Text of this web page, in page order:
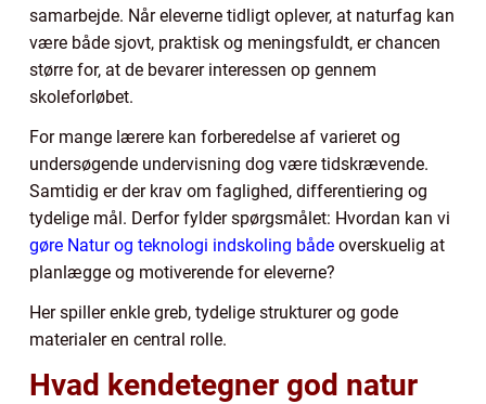
samarbejde. Når eleverne tidligt oplever, at naturfag kan
være både sjovt, praktisk og meningsfuldt, er chancen
større for, at de bevarer interessen op gennem
skoleforløbet.
For mange lærere kan forberedelse af varieret og
undersøgende undervisning dog være tidskrævende.
Samtidig er der krav om faglighed, differentiering og
tydelige mål. Derfor fylder spørgsmålet: Hvordan kan vi
gøre Natur og teknologi indskoling både overskuelig at
planlægge og motiverende for eleverne?
Her spiller enkle greb, tydelige strukturer og gode
materialer en central rolle.
Hvad kendetegner god natur